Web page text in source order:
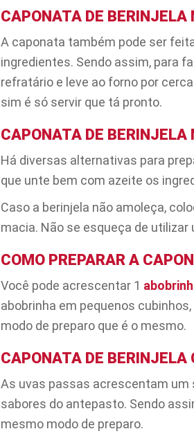
CAPONATA DE BERINJELA
A caponata também pode ser
ingredientes. Sendo assim, para
refratário e leve ao forno por
sim é só servir que tá pronto.
CAPONATA DE BERINJELA
Há diversas alternativas para
que unte bem com azeite os
Caso a berinjela não amoleça,
macia. Não se esqueça de
COMO PREPARAR A
Você pode acrescentar 1
abobrinha em pequenos
modo de preparo que é o mesmo.
CAPONATA DE BERINJELA
As uvas passas acrescentam um
sabores do antepasto. Sendo
mesmo modo de preparo.